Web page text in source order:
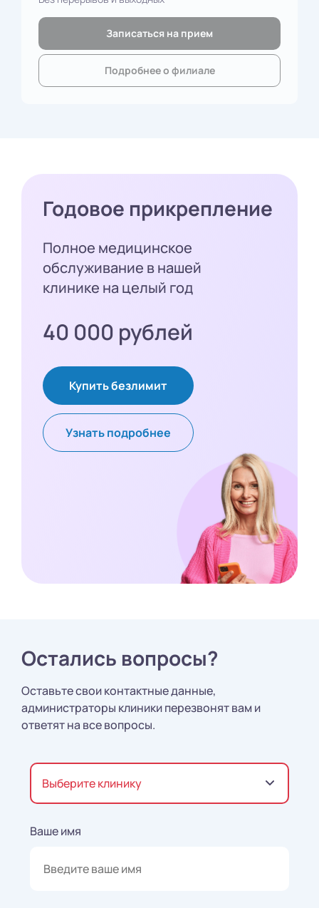
Записаться на прием
Подробнее о филиале
Годовое прикрепление
Полное медицинское
обслуживание в нашей
клинике на целый год
40 000 рублей
Купить безлимит
Узнать подробнее
Остались вопросы?
Оставьте свои контактные данные,
администраторы клиники перезвонят вам и
ответят на все вопросы.
Выберите клинику
Ваше имя